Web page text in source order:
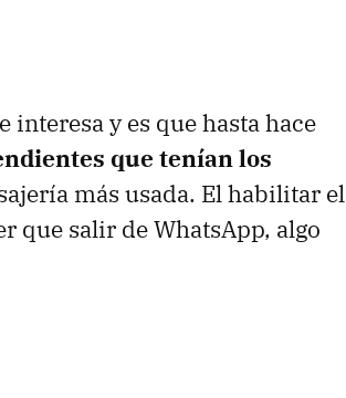
interesa y es que hasta hace
que tenían los
más usada. El habilitar el
que salir de WhatsApp, algo